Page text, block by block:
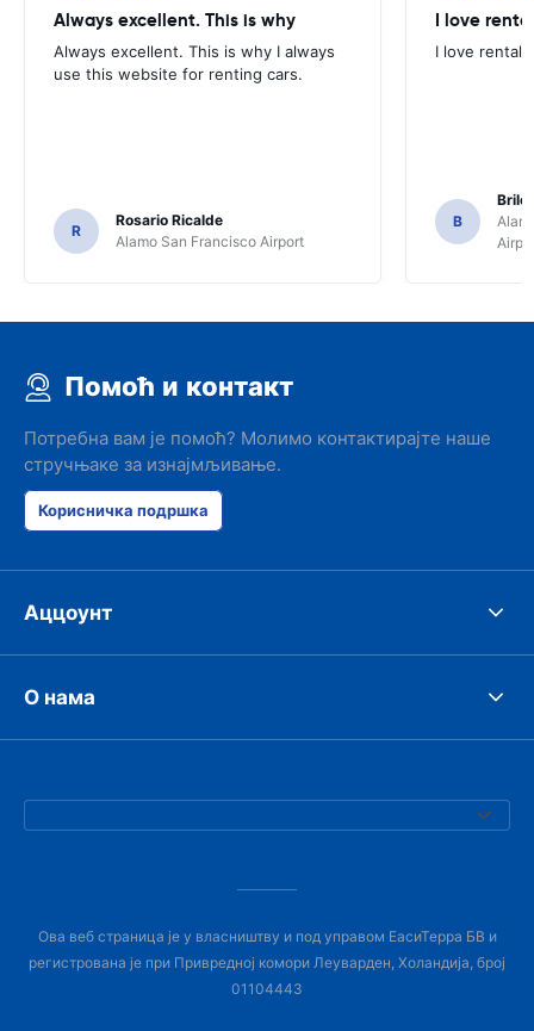
Always excellent. This is why
Always excellent. This is why I always
use this website for renting cars.
R
Rosario Ricalde
Alamo San Francisco Airport
I love
I love rental
B
Помоћ и контакт
Потребна вам је помоћ? Молимо контактирајте наше
стручњаке за изнајмљивање.
Корисничка подршка
Аццоунт
О нама
Ова веб страница је у власништву и под управом ЕасиТерра БВ и
регистрована је при Привредној комори Леуварден, Холандија, број
01104443